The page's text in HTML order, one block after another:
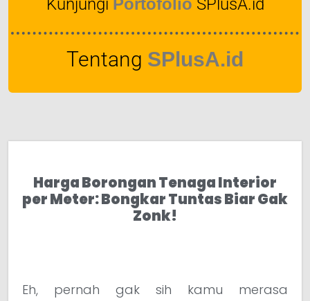
Kunjungi Portofolio SPlusA.id
Tentang SPlusA.id
Harga Borongan Tenaga Interior
per Meter: Bongkar Tuntas Biar Gak
Zonk!
Eh, pernah gak sih kamu merasa